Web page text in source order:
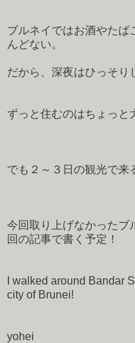
ブルネイではお酒やたば
んどない。
だから、深夜はひっそり
ずっと住むのはちょっと
でも２～３日の観光で来
今回取り上げなかったブ
回の記事で書く予定！
I walked around Bandar
city of Brunei!
yohei